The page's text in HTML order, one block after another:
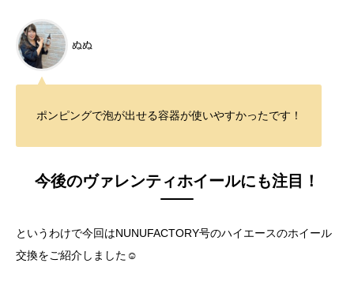
ぬぬ
ポンピングで泡が出せる容器が使いやすかったです！
今後のヴァレンティホイールにも注目！
というわけで今回はNUNUFACTORY号のハイエースのホイール
交換をご紹介しました☺